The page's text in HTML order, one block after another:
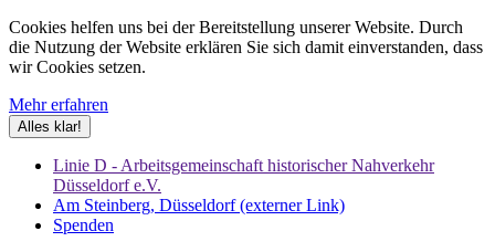
Cookies helfen uns bei der Bereitstellung unserer Website. Durch
die Nutzung der Website erklären Sie sich damit einverstanden, dass
wir Cookies setzen.
Mehr erfahren
Alles klar!
Linie D - Arbeitsgemeinschaft historischer Nahverkehr
Düsseldorf e.V.
Am Steinberg, Düsseldorf (externer Link)
Spenden